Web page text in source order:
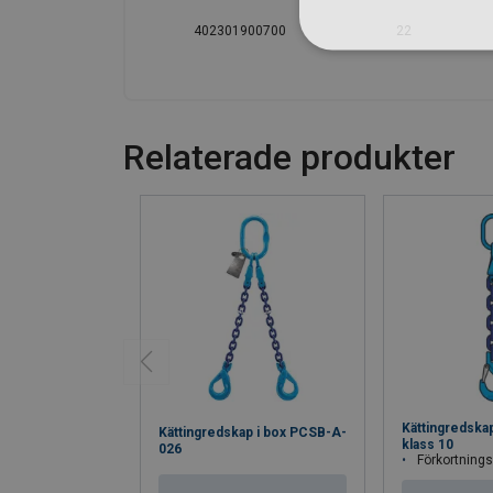
402301900700 22
Relaterade produkter
Kättingredskap i box PCSB-A-
026
klass 10